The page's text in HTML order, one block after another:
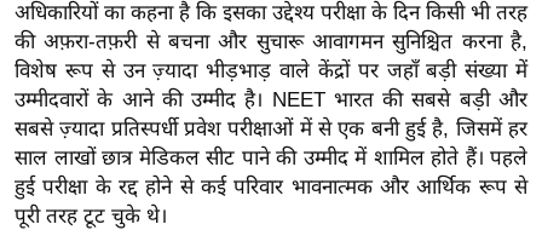
ज
ग
त
बॉ
ली
वु
ड
अधिकारियों का कहना है कि इसका उद्देश्य परीक्षा के दिन किसी भी तरह
की अफ़रा-तफ़री से बचना और सुचारू आवागमन सुनिश्चित करना है,
विशेष रूप से उन ज़्यादा भीड़भाड़ वाले केंद्रों पर जहाँ बड़ी संख्या में
उम्मीदवारों के आने की उम्मीद है। NEET भारत की सबसे बड़ी और
सबसे ज़्यादा प्रतिस्पर्धी प्रवेश परीक्षाओं में से एक बनी हुई है, जिसमें हर
साल लाखों छात्र मेडिकल सीट पाने की उम्मीद में शामिल होते हैं। पहले
हुई परीक्षा के रद्द होने से कई परिवार भावनात्मक और आर्थिक रूप से
पूरी तरह टूट चुके थे।